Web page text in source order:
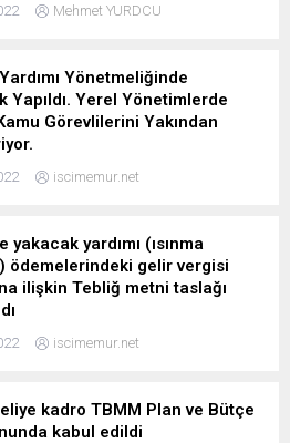
Mehmet YURDCU
Yönetmeliğinde
Yapıldı. Yerel Yönetimlerde
Görevlilerini Yakından
iscimemur.net
yakacak yardımı (ısınma
ödemelerindeki gelir vergisi
ilişkin Tebliğ metni taslağı
iscimemur.net
kadro TBMM Plan ve Bütçe
kabul edildi